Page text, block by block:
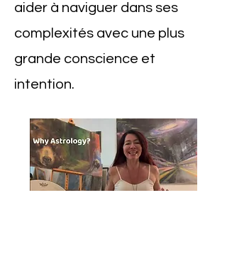
aider à naviguer dans ses
complexités avec une plus
grande conscience et
intention.